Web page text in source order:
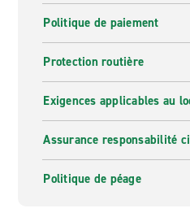
Politique de paiement
Protection routière
Exigences applicables au
Assurance responsabilité
Politique de péage